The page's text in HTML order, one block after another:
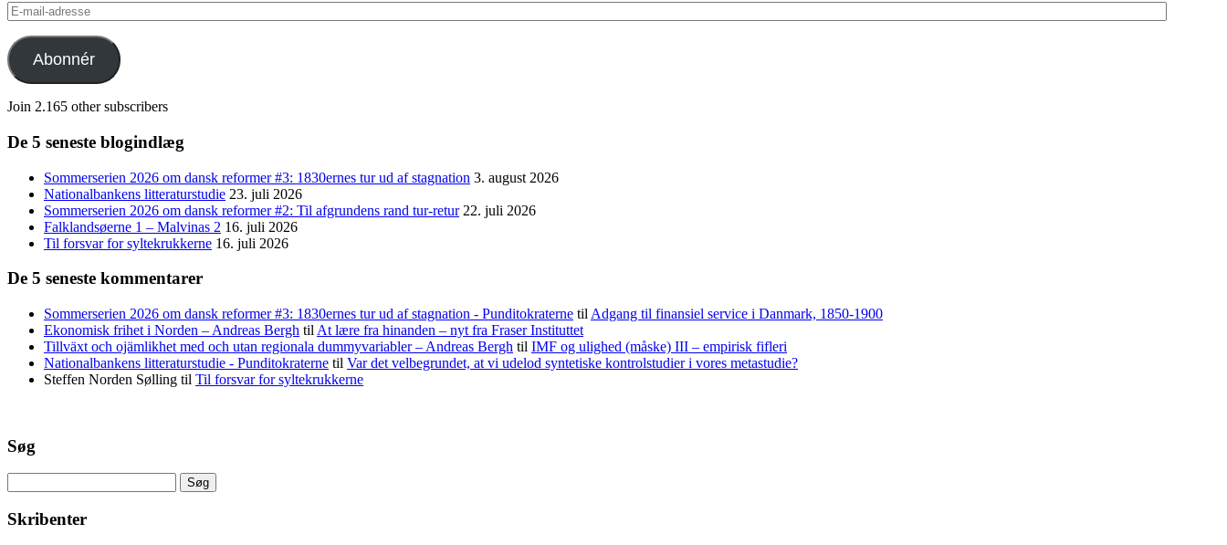
E-
mail-
adresse
Abonnér
Join 2.165 other subscribers
De 5 seneste blogindlæg
Sommerserien 2026 om dansk reformer #3: 1830ernes tur ud af stagnation 3. august 2026
Nationalbankens litteraturstudie 23. juli 2026
Sommerserien 2026 om dansk reformer #2: Til afgrundens rand tur-retur 22. juli 2026
Falklandsøerne 1 – Malvinas 2 16. juli 2026
Til forsvar for syltekrukkerne 16. juli 2026
De 5 seneste kommentarer
Sommerserien 2026 om dansk reformer #3: 1830ernes tur ud af stagnation - Punditokraterne til Adgang til finansiel service i Danmark, 1850-1900
Ekonomisk frihet i Norden – Andreas Bergh til At lære fra hinanden – nyt fra Fraser Instituttet
Tillväxt och ojämlikhet med och utan regionala dummyvariabler – Andreas Bergh til IMF og ulighed (måske) III – empirisk fifleri
Nationalbankens litteraturstudie - Punditokraterne til Var det velbegrundet, at vi udelod syntetiske kontrolstudier i vores metastudie?
Steffen Norden Sølling til Til forsvar for syltekrukkerne
Søg
efter:
Skribenter